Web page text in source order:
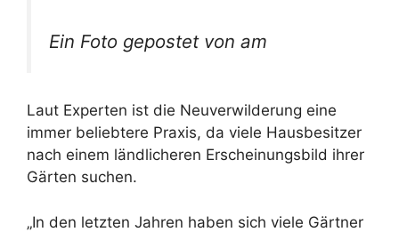
Ein Foto gepostet von am
Laut Experten ist die Neuverwilderung eine
immer beliebtere Praxis, da viele Hausbesitzer
nach einem ländlicheren Erscheinungsbild ihrer
Gärten suchen.
„In den letzten Jahren haben sich viele Gärtner